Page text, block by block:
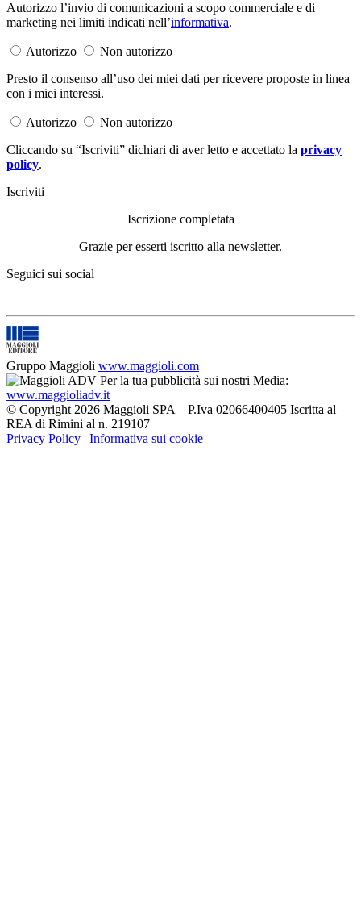
Autorizzo l’invio di comunicazioni a scopo commerciale e di
marketing nei limiti indicati nell’informativa.
Autorizzo
Non autorizzo
Presto il consenso all’uso dei miei dati per ricevere proposte in linea
con i miei interessi.
Autorizzo
Non autorizzo
Cliccando su “Iscriviti” dichiari di aver letto e accettato la privacy
policy.
Iscriviti
Iscrizione completata
Grazie per esserti iscritto alla newsletter.
Seguici sui social
Gruppo Maggioli www.maggioli.com
Per la tua pubblicità sui nostri Media:
www.maggioliadv.it
© Copyright 2026 Maggioli SPA – P.Iva 02066400405 Iscritta al
REA di Rimini al n. 219107
Privacy Policy | Informativa sui cookie